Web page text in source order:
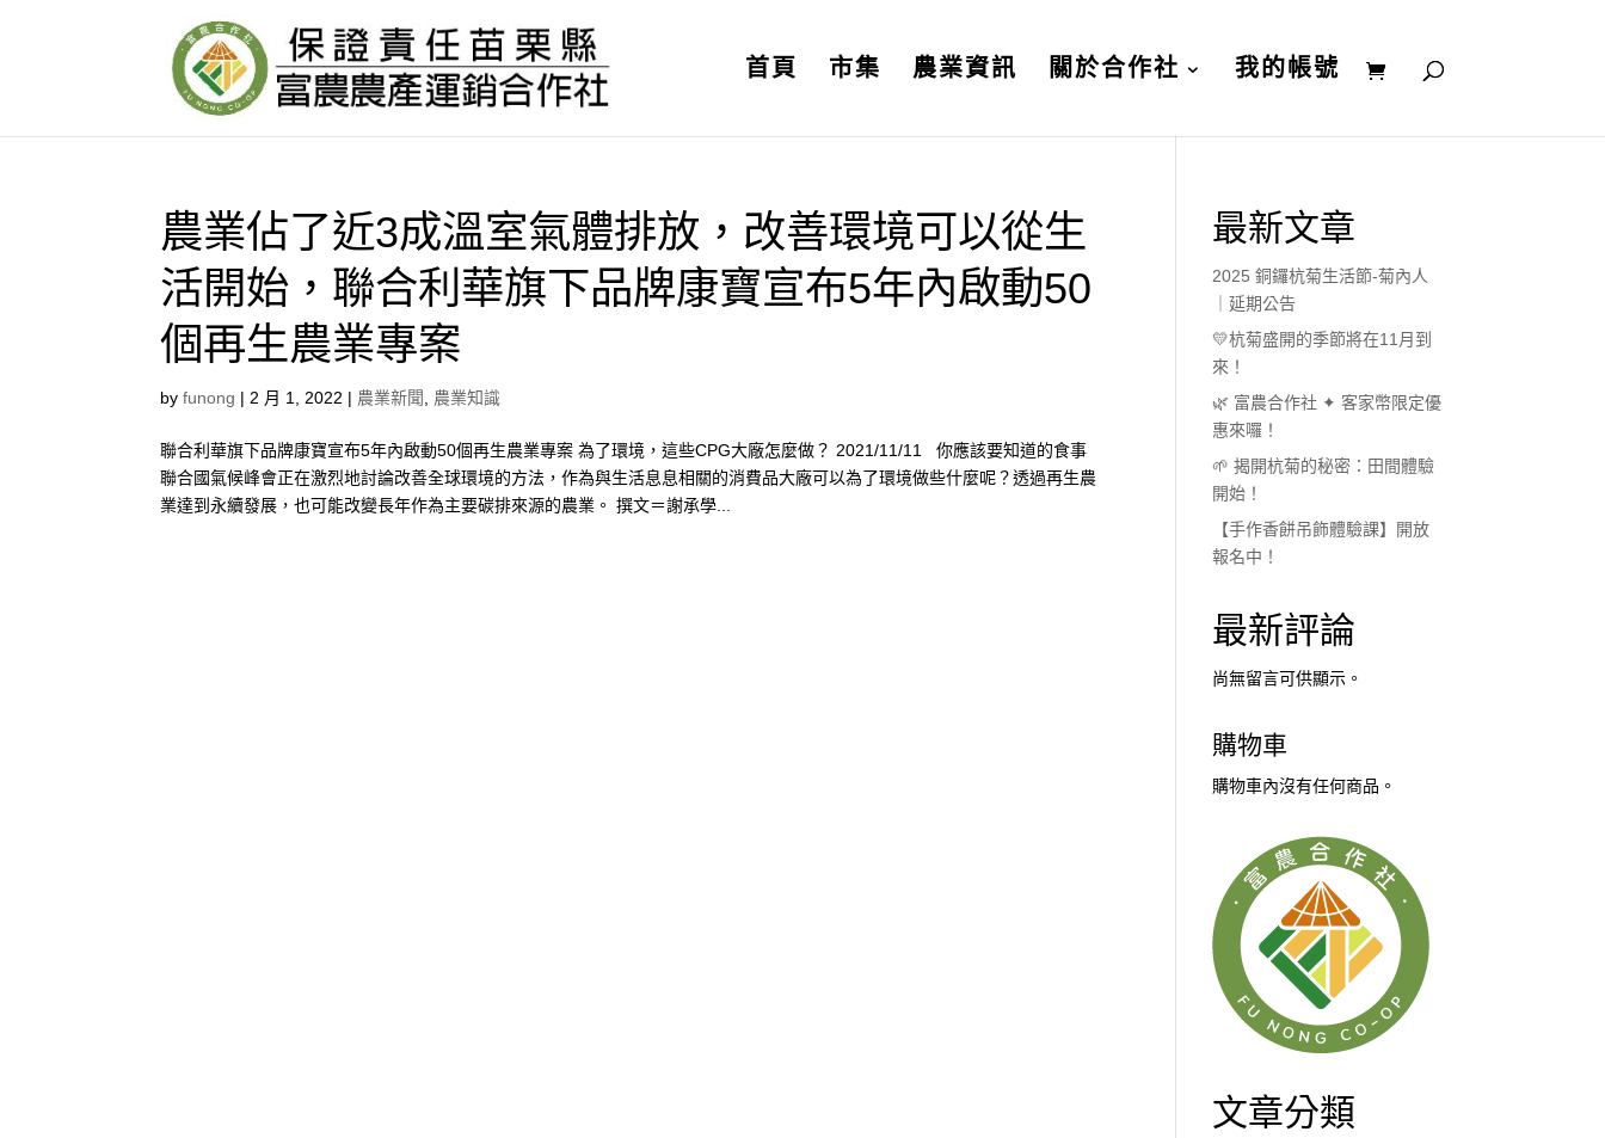
首頁 市集 農業資訊 關於合作社 我的帳號
農業佔了近3成溫室氣體排放，改善環境可以從生
活開始，聯合利華旗下品牌康寶宣布5年內啟動50
個再生農業專案
byfunong | 2 月 1, 2022 | 農業新聞 農業知識
聯合利華旗下品牌康寶宣布5年內啟動50個再生農業專案 為了環境，這些CPG大廠怎麼做？ 2021/11/11 你應該要知道的食事
聯合國氣候峰會正在激烈地討論改善全球環境的方法，作為與生活息息相關的消費品大廠可以為了環境做些什麼呢？透過再生農
業達到永續發展，也可能改變長年作為主要碳排來源的農業。 撰文＝謝承學...
最新文章
2025 銅鑼杭菊生活節-菊內人
｜延期公告
💛杭菊盛開的季節將在11月到
來！
🌿 富農合作社 ✦ 客家幣限定優
惠來囉！
🌱 揭開杭菊的秘密：田間體驗
開始！
【手作香餅吊飾體驗課】開放
報名中！
最新評論
尚無留言可供顯示。
購物車
購物車內沒有任何商品。
文章分類